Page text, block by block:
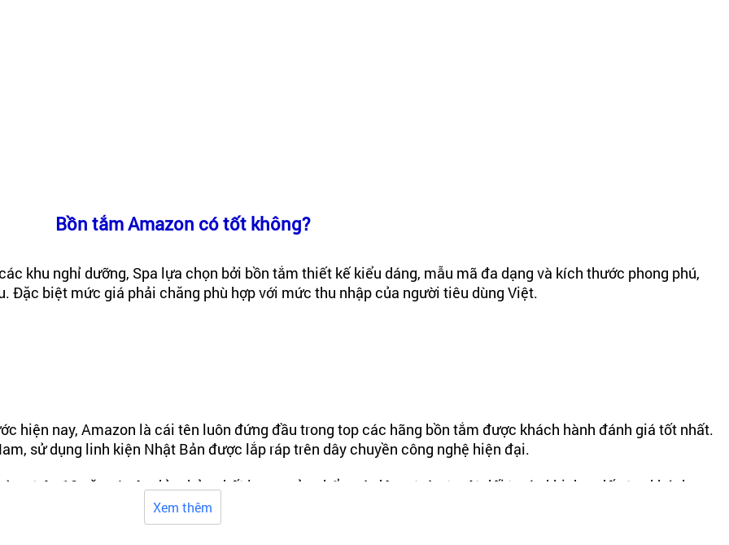
Bồn tắm Amazon có tốt không?
khu nghỉ dưỡng, Spa lựa chọn bởi bồn tắm thiết kế kiểu dáng, mẫu mã đa dạng và kích thước phong phú,
Đặc biệt mức giá phải chăng phù hợp với mức thu nhập của người tiêu dùng Việt.
hiện nay, Amazon là cái tên luôn đứng đầu trong top các hãng bồn tắm được khách hành đánh giá tốt nhất.
sử dụng linh kiện Nhật Bản được lắp ráp trên dây chuyền công nghệ hiện đại.
trên 10 năm. Luôn đảm bảo chất lượng sản phẩm và độ an toàn tuyệt đối trước khi đưa đến tay khách
Xem thêm